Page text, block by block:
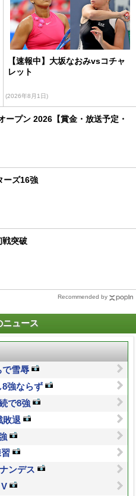
【速報中】大坂なおみvsコチャ
レット
(2026年8月1日)
ープン 2026【賞金・放送予定・
ーズ16強
戦突破
Recommended by
ニュース
で雪辱
8強ならず
で8強
敗退
ンデス